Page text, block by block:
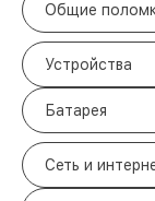
Общие
Устройства
Батарея
Сеть и